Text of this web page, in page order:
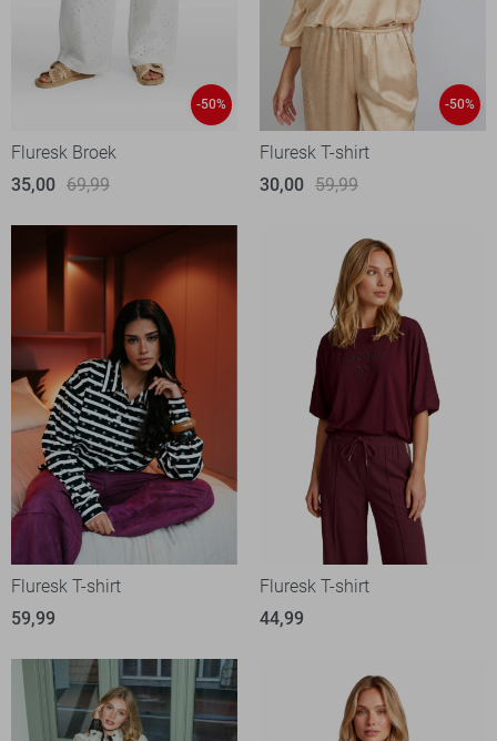
-50%
Fluresk Broek
35,00 69,99
-50%
Fluresk T-shirt
30,00 59,99
Fluresk T-shirt
59,99
Fluresk T-shirt
44,99